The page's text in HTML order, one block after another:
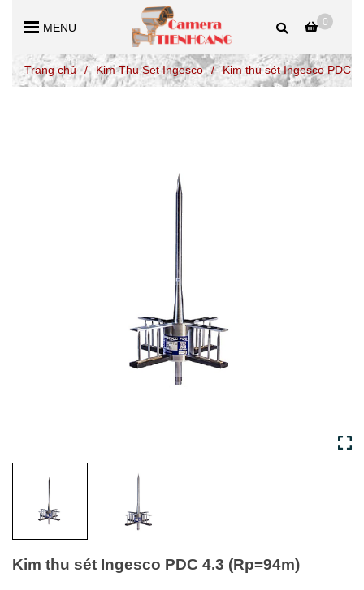
0
MENU
Trang chủ / Kim Thu Set Ingesco / Kim thu sét Ingesco PDC
Kim thu sét Ingesco PDC 4.3 (Rp=94m)